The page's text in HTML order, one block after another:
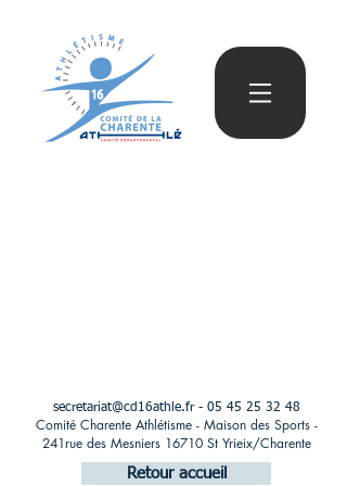
secretariat@cd16athle.fr- 05 45 25 32 48
Comité Charente Athlétisme - Maison des Sports -
241rue des Mesniers 16710 St Yrieix/Charente
Retour accueil